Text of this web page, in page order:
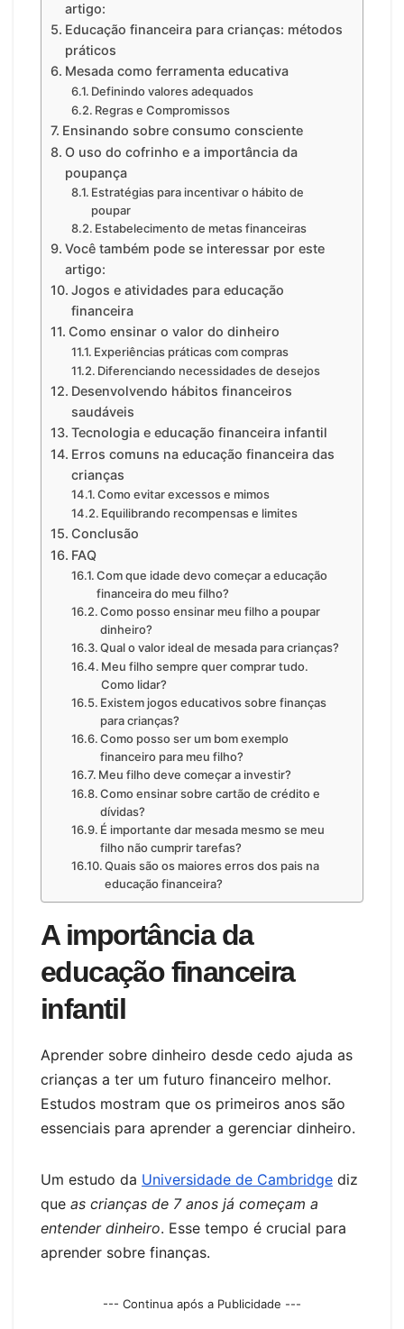
artigo:
Educação financeira para crianças: métodos
práticos
Mesada como ferramenta educativa
Definindo valores adequados
Regras e Compromissos
Ensinando sobre consumo consciente
O uso do cofrinho e a importância da
poupança
Estratégias para incentivar o hábito de
poupar
Estabelecimento de metas financeiras
Você também pode se interessar por este
artigo:
Jogos e atividades para educação
financeira
Como ensinar o valor do dinheiro
Experiências práticas com compras
Diferenciando necessidades de desejos
Desenvolvendo hábitos financeiros
saudáveis
Tecnologia e educação financeira infantil
Erros comuns na educação financeira das
crianças
Como evitar excessos e mimos
Equilibrando recompensas e limites
Conclusão
FAQ
Com que idade devo começar a educação
financeira do meu filho?
Como posso ensinar meu filho a poupar
dinheiro?
Qual o valor ideal de mesada para crianças?
Meu filho sempre quer comprar tudo.
Como lidar?
Existem jogos educativos sobre finanças
para crianças?
Como posso ser um bom exemplo
financeiro para meu filho?
Meu filho deve começar a investir?
Como ensinar sobre cartão de crédito e
dívidas?
É importante dar mesada mesmo se meu
filho não cumprir tarefas?
Quais são os maiores erros dos pais na
educação financeira?
A importância da
educação financeira
infantil
Aprender sobre dinheiro desde cedo ajuda as
crianças a ter um futuro financeiro melhor.
Estudos mostram que os primeiros anos são
essenciais para aprender a gerenciar dinheiro.
Um estudo da Universidade de Cambridge diz
que as crianças de 7 anos já começam a
entender dinheiro. Esse tempo é crucial para
aprender sobre finanças.
--- Continua após a Publicidade ---